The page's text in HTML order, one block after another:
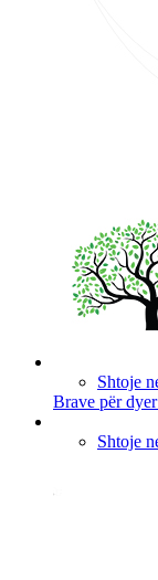
Shtoje
Brave për
Shtoje